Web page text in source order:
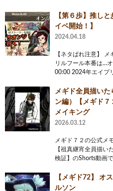
【第６歩】推し
イベ開始！】
2024.04.18
【ネタばれ注意】
リルフール本番は…
00:00 2024年エイプ
メギド全員描い
ン編）【メギド７
メイキング
2026.03.12
メギド７２の公式メ
【祖真継宵全員描い
検証】のShorts動画
【メギド72】 オ
ルソン